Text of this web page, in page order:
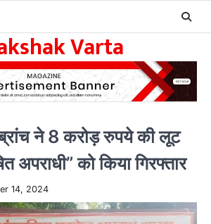
Varta
ने 8 करोड़ रुपये की लूट
अपराधी” को किया गिरफ्तार
14, 2024